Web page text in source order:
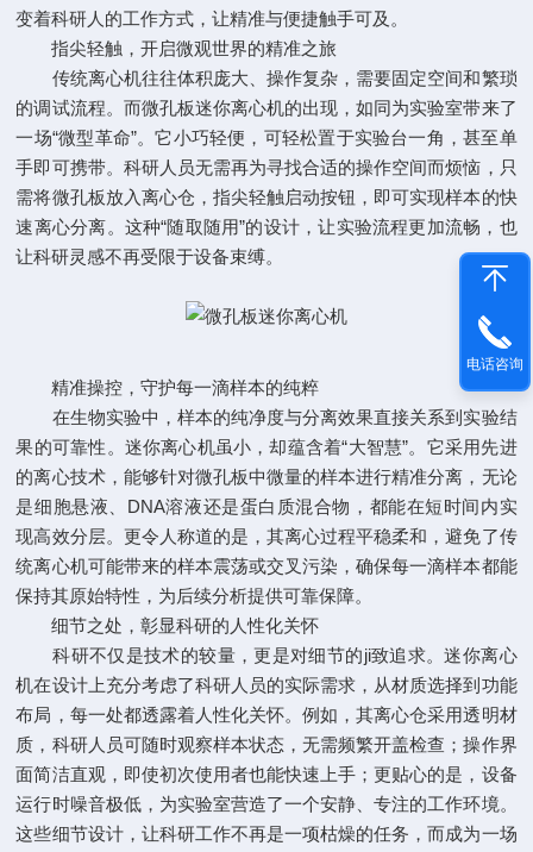
变着科研人的工作方式，让精准与便捷触手可及。
指尖轻触，开启微观世界的精准之旅
传统离心机往往体积庞大、操作复杂，需要固定空间和繁琐
的调试流程。而微孔板迷你离心机的出现，如同为实验室带来了
一场“微型革命”。它小巧轻便，可轻松置于实验台一角，甚至单
手即可携带。科研人员无需再为寻找合适的操作空间而烦恼，只
需将微孔板放入离心仓，指尖轻触启动按钮，即可实现样本的快
速离心分离。这种“随取随用”的设计，让实验流程更加流畅，也
让科研灵感不再受限于设备束缚。
精准操控，守护每一滴样本的纯粹
在生物实验中，样本的纯净度与分离效果直接关系到实验结
果的可靠性。迷你离心机虽小，却蕴含着“大智慧”。它采用先进
的离心技术，能够针对微孔板中微量的样本进行精准分离，无论
是细胞悬液、DNA溶液还是蛋白质混合物，都能在短时间内实
现高效分层。更令人称道的是，其离心过程平稳柔和，避免了传
统离心机可能带来的样本震荡或交叉污染，确保每一滴样本都能
保持其原始特性，为后续分析提供可靠保障。
细节之处，彰显科研的人性化关怀
科研不仅是技术的较量，更是对细节的ji致追求。迷你离心
机在设计上充分考虑了科研人员的实际需求，从材质选择到功能
布局，每一处都透露着人性化关怀。例如，其离心仓采用透明材
质，科研人员可随时观察样本状态，无需频繁开盖检查；操作界
面简洁直观，即使初次使用者也能快速上手；更贴心的是，设备
运行时噪音极低，为实验室营造了一个安静、专注的工作环境。
这些细节设计，让科研工作不再是一项枯燥的任务，而成为一场
电话咨询